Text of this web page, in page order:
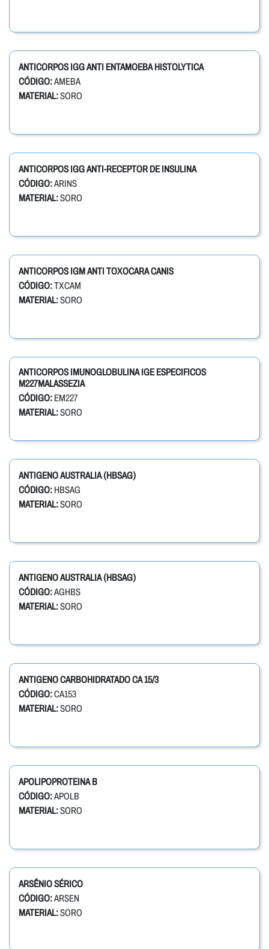
ANTICORPOS IGG ANTI ENTAMOEBA HISTOLYTICA
CÓDIGO:AMEBA
MATERIAL:SORO
ANTICORPOS IGG ANTI-RECEPTOR DE INSULINA
CÓDIGO:ARINS
MATERIAL:SORO
ANTICORPOS IGM ANTI TOXOCARA CANIS
CÓDIGO:TXCAM
MATERIAL:SORO
ANTICORPOS IMUNOGLOBULINA IGE ESPECIFICOS
M227MALASSEZIA
CÓDIGO: EM227
MATERIAL:SORO
ANTIGENO AUSTRALIA (HBSAG)
CÓDIGO: HBSAG
MATERIAL:SORO
ANTIGENO AUSTRALIA (HBSAG)
CÓDIGO:AGHBS
MATERIAL:SORO
ANTIGENO CARBOHIDRATADO CA 15/3
CÓDIGO:CA153
MATERIAL:SORO
APOLIPOPROTEINA B
CÓDIGO:APOLB
MATERIAL:SORO
ARSÊNIO SÉRICO
CÓDIGO:ARSEN
MATERIAL:SORO